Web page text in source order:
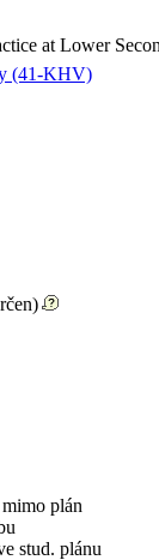
at Lower
(41-KHV)
plán
stud. plánu